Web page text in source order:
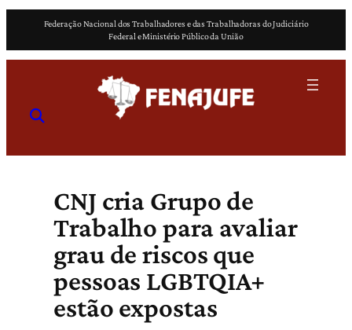
o
Federação Nacional dos Trabalhadores e das Trabalhadoras do Judiciário
Federal e Ministério Público da União
CNJ cria Grupo de
Trabalho para avaliar
grau de riscos que
pessoas LGBTQIA+
estão expostas